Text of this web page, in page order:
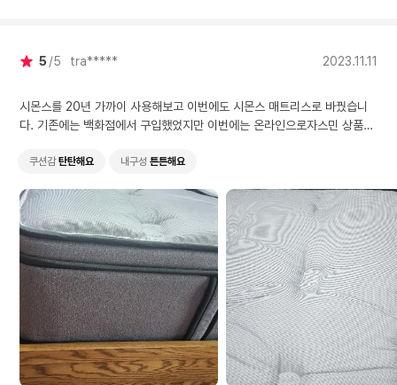
5 5 tra***** 2023.11.11
시몬스를 20년 가까이 사용해보고 이번에도 시몬스 매트리스로 바꿨습니
다. 기존에는 백화점에서 구입했었지만 이번에는 온라인으로자스민 상품을
쿠션감 탄탄해요 내구성 튼튼해요